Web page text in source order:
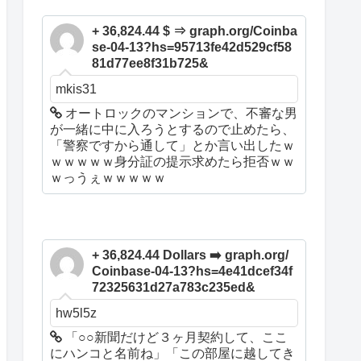
+ 36,824.44 $ ⇒ graph.org/Coinba
se-04-13?hs=95713fe42d529cf58
81d77ee8f31b725&
mkis31
オートロックのマンションで、不審な男
が一緒に中に入ろうとするので止めたら、
「警察ですから通して」とか言い出したｗ
ｗｗｗｗｗ身分証の提示求めたら拒否ｗｗ
ｗっうぇｗｗｗｗｗ
+ 36,824.44 Dollars ➡️ graph.org/
Coinbase-04-13?hs=4e41dcef34f
72325631d27a783c235ed&
hw5l5z
「○○新聞だけど３ヶ月契約して、ここ
にハンコと名前ね」「この部屋に越してき